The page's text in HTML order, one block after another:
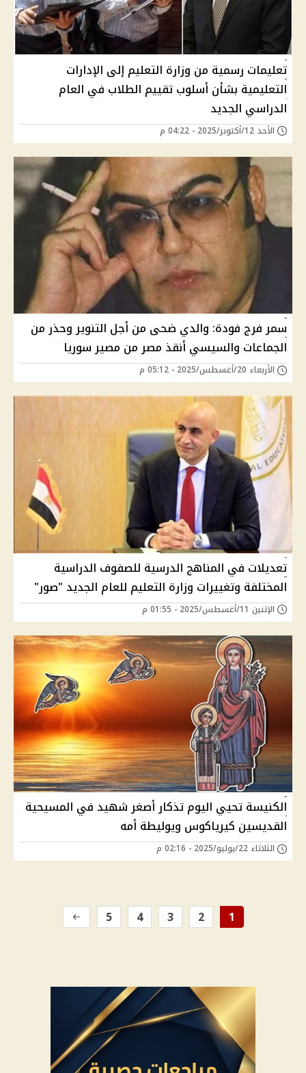
تعليمات رسمية من وزارة التعليم إلى الإدارات
التعليمية بشأن أسلوب تقييم الطلاب في العام
الدراسي الجديد
الأحد 12/أكتوبر/2025 - 04:22 م
سمر فرج فودة: والدي ضحى من أجل التنوير وحذر من
الجماعات والسيسي أنقذ مصر من مصير سوريا
الأربعاء 20/أغسطس/2025 - 05:12 م
تعديلات في المناهج الدرسية للصفوف الدراسية
المختلفة وتغييرات وزارة التعليم للعام الجديد "صور"
الإثنين 11/أغسطس/2025 - 01:55 م
الكنيسة تحيي اليوم تذكار أصغر شهيد في المسيحية
القديسين كيرياكوس ويوليطة أمه
الثلاثاء 22/يوليو/2025 - 02:16 م
1
2
3
4
5